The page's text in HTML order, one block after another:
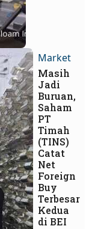
Market
Masih
Jadi
Buruan,
Saham
PT
Timah
(TINS)
Catat
Net
Foreign
Buy
Terbesar
Kedua
di BEI